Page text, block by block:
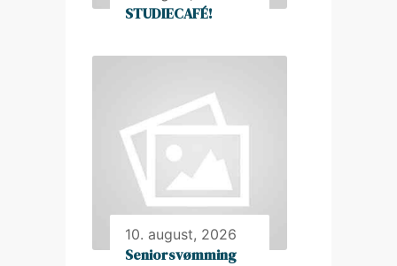
STUDIECAFÉ!
10. august, 2026
Seniorsvømming